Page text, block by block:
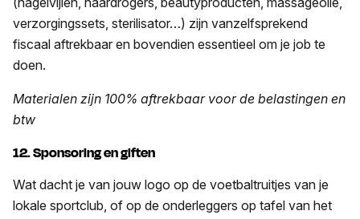
verzorgingssets, sterilisator…) zijn vanzelfsprekend
fiscaal aftrekbaar en bovendien essentieel om je job te
doen.
Materialen zijn 100% aftrekbaar voor de belastingen en
btw
12. Sponsoring en giften
Wat dacht je van jouw logo op de voetbaltruitjes van je
lokale sportclub, of op de onderleggers op tafel van het